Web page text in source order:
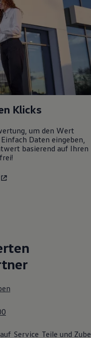
Klicks
um den Wert
Daten eingeben,
basierend auf Ihren
Service Teile und